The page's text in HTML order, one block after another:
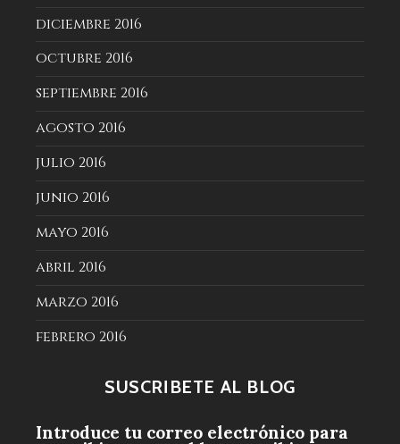
diciembre 2016
octubre 2016
septiembre 2016
agosto 2016
julio 2016
junio 2016
mayo 2016
abril 2016
marzo 2016
febrero 2016
SUSCRÍBETE AL BLOG
Introduce tu correo electrónico para